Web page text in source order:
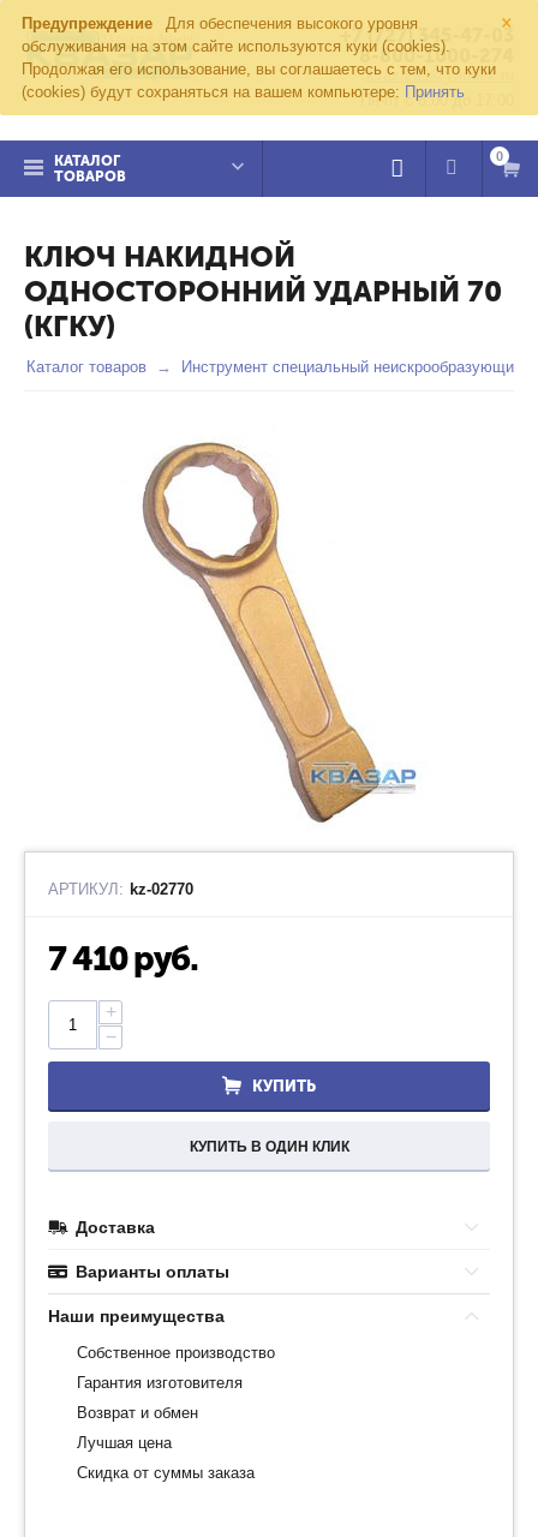
×
Предупреждение
Для обеспечения высокого уровня
обслуживания на этом сайте используются куки (cookies).
Продолжая его использование, вы соглашаетесь с тем, что куки
(cookies) будут сохраняться на вашем компьютере: Принять
+7 (727) 345-47-03
8-800-1000-274
kvazar91@yandex.ru
Пн-пт с 8:00 до 17:00
КАТАЛОГ
ТОВАРОВ
0
КЛЮЧ НАКИДНОЙ
ОДНОСТОРОННИЙ УДАРНЫЙ 70
(КГКУ)
Каталог товаров Инструмент специальный неискрообразующий
АРТИКУЛ: kz-02770
7 410руб.
+
−
КУПИТЬ
КУПИТЬ В ОДИН КЛИК
Доставка
Варианты оплаты
Наши преимущества
Собственное производство
Гарантия изготовителя
Возврат и обмен
Лучшая цена
Скидка от суммы заказа